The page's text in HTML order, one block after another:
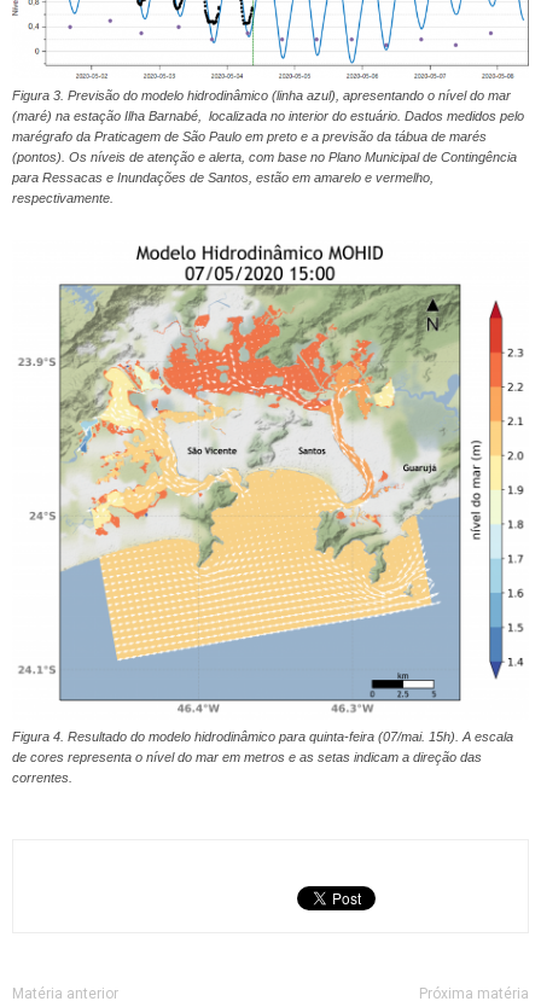
Figura 3. Previsão do modelo hidrodinâmico (linha azul), apresentando o nível do mar
(maré) na estação Ilha Barnabé, localizada no interior do estuário. Dados medidos pelo
marégrafo da Praticagem de São Paulo em preto e a previsão da tábua de marés
(pontos). Os níveis de atenção e alerta, com base no Plano Municipal de Contingência
para Ressacas e Inundações de Santos, estão em amarelo e vermelho,
respectivamente.
Figura 4. Resultado do modelo hidrodinâmico para quinta-feira (07/mai. 15h). A escala
de cores representa o nível do mar em metros e as setas indicam a direção das
correntes.
Matéria anterior Próxima matéria